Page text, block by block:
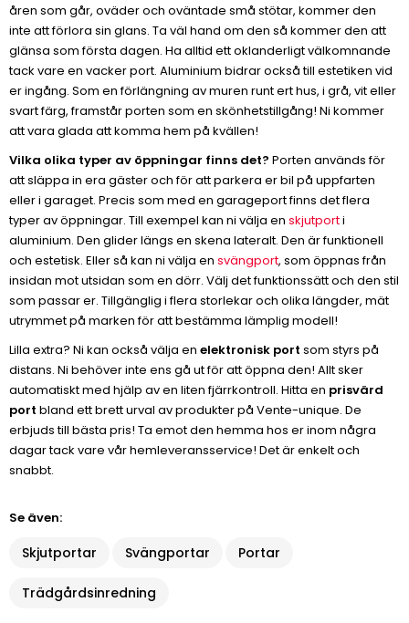
åren som går, oväder och oväntade små stötar, kommer den
inte att förlora sin glans. Ta väl hand om den så kommer den att
glänsa som första dagen. Ha alltid ett oklanderligt välkomnande
tack vare en vacker port. Aluminium bidrar också till estetiken vid
er ingång. Som en förlängning av muren runt ert hus, i grå, vit eller
svart färg, framstår porten som en skönhetstillgång! Ni kommer
att vara glada att komma hem på kvällen!
Vilka olika typer av öppningar finns det? Porten används för
att släppa in era gäster och för att parkera er bil på uppfarten
eller i garaget. Precis som med en garageport finns det flera
typer av öppningar. Till exempel kan ni välja en skjutporti
aluminium. Den glider längs en skena lateralt. Den är funktionell
och estetisk. Eller så kan ni välja en svängport, som öppnas från
insidan mot utsidan som en dörr. Välj det funktionssätt och den stil
som passar er. Tillgänglig i flera storlekar och olika längder, mät
utrymmet på marken för att bestämma lämplig modell!
Lilla extra? Ni kan också välja en elektronisk port som styrs på
distans. Ni behöver inte ens gå ut för att öppna den! Allt sker
automatiskt med hjälp av en liten fjärrkontroll. Hitta en prisvärd
port bland ett brett urval av produkter på Vente-unique. De
erbjuds till bästa pris! Ta emot den hemma hos er inom några
dagar tack vare vår hemleveransservice! Det är enkelt och
snabbt.
Se även:
Skjutportar Svängportar Portar
Trädgårdsinredning